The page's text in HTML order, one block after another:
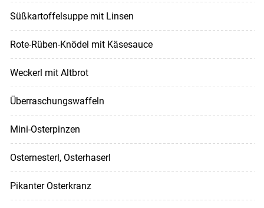
Süßkartoffelsuppe mit Linsen
Rote-Rüben-Knödel mit Käsesauce
Weckerl mit Altbrot
Überraschungswaffeln
Mini-Osterpinzen
Osternesterl, Osterhaserl
Pikanter Osterkranz